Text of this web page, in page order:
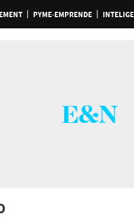
PYME-EMPRENDE